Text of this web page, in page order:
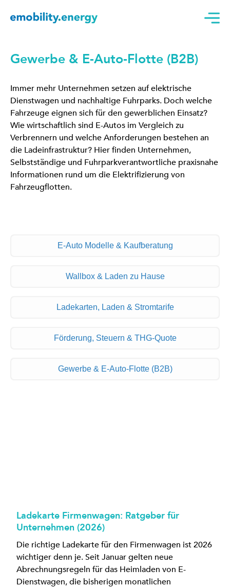
Gewerbe & E-Auto-Flotte (B2B)
Immer mehr Unternehmen setzen auf elektrische
Dienstwagen und nachhaltige Fuhrparks. Doch welche
Fahrzeuge eignen sich für den gewerblichen Einsatz?
Wie wirtschaftlich sind E-Autos im Vergleich zu
Verbrennern und welche Anforderungen bestehen an
die Ladeinfrastruktur? Hier finden Unternehmen,
Selbstständige und Fuhrparkverantwortliche praxisnahe
Informationen rund um die Elektrifizierung von
Fahrzeugflotten.
E-Auto Modelle & Kaufberatung
Wallbox & Laden zu Hause
Ladekarten, Laden & Stromtarife
Förderung, Steuern & THG-Quote
Gewerbe & E-Auto-Flotte (B2B)
Ladekarte Firmenwagen: Ratgeber für
Unternehmen (2026)
Die richtige Ladekarte für den Firmenwagen ist 2026
wichtiger denn je. Seit Januar gelten neue
Abrechnungsregeln für das Heimladen von E-
Dienstwagen, die bisherigen monatlichen